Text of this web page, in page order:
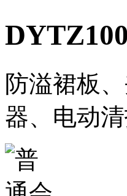
防溢裙板
器、电动